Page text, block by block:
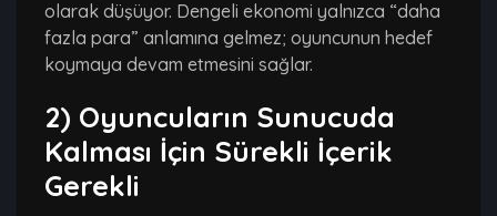
olarak düşüyor. Dengeli ekonomi yalnızca “daha
fazla para” anlamına gelmez; oyuncunun hedef
koymaya devam etmesini sağlar.
2) Oyuncuların Sunucuda
Kalması İçin Sürekli İçerik
Gerekli